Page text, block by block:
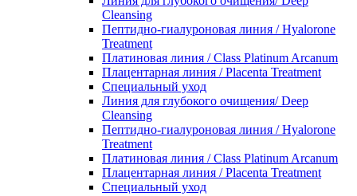
Cleansing
Пептидно-гиалуроновая линия / Hyalorone
Treatment
Платиновая линия / Class Platinum Arcanum
Плацентарная линия / Placenta Treatment
Специальный уход
Линия для глубокого очищения/ Deep
Cleansing
Пептидно-гиалуроновая линия / Hyalorone
Treatment
Платиновая линия / Class Platinum Arcanum
Плацентарная линия / Placenta Treatment
Специальный уход